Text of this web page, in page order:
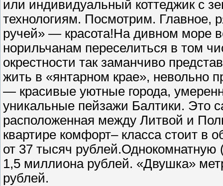
или индивидуальный коттеджик с
технологиям. Посмотрим. Главное,
ручей» — красота!На дивном море
норильчанам переселиться в том
окрестности так заманчиво
жить в «янтарном крае», невольно
— красивые уютные города,
уникальные пейзажи Балтики. Это
расположенная между Литвой и
квартире комфорт– класса стоит в
от 37 тысяч
1,5 миллиона рублей. «Двушка»
рублей.